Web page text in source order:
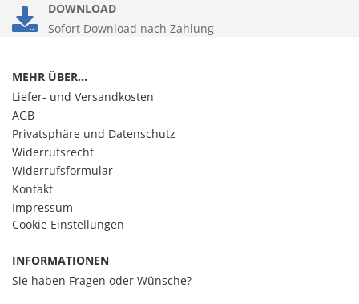
DOWNLOAD
Sofort Download nach Zahlung
MEHR ÜBER...
Liefer- und Versandkosten
AGB
Privatsphäre und Datenschutz
Widerrufsrecht
Widerrufsformular
Kontakt
Impressum
Cookie Einstellungen
INFORMATIONEN
Sie haben Fragen oder Wünsche?